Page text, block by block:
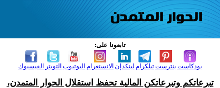
تابعونا على:
الفيسبوك التويتر اليوتيوب الانستغرام لينكدإن تيلكرامبنترست بودكاست
تبرعاتكم وتبرعاتكن المالية تحفظ استقلال الحوار المتمدن،